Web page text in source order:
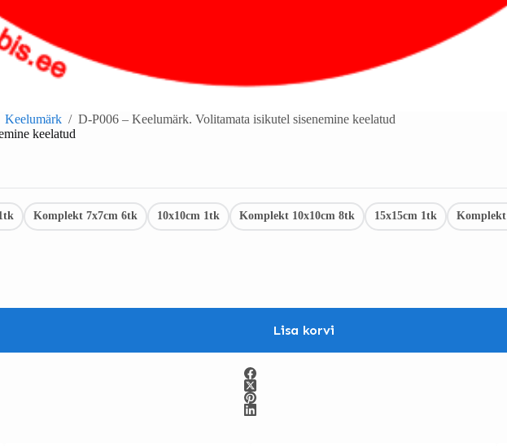
Keelumärk / D-P006 – Keelumärk. Volitamata isikutel sisenemine keelatud
keelatud
Komplekt 7x7cm 6tk 10x10cm 1tk Komplekt 10x10cm 8tk 15x15cm 1tk Komplekt
Lisa korvi